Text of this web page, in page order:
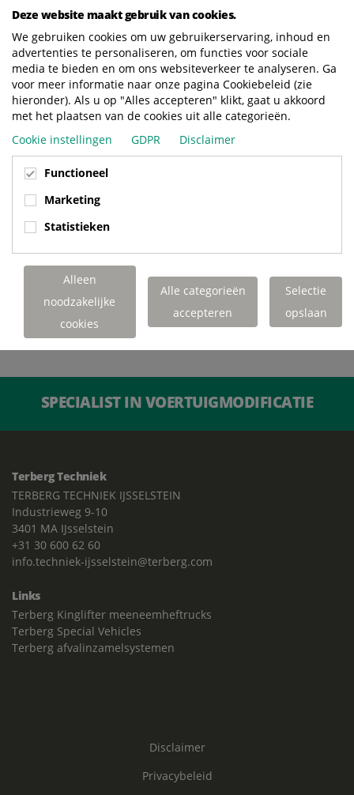
SPECIALIST IN VOERTUIGMODIFICATIE
Terberg Techniek
TERBERG TECHNIEK IJSSELSTEIN
Industrieweg 9-10
3401 MA IJsselstein
+31 30 600 62 60
info.techniek-ijsselstein@terberg.com
Links
Terberg Kinglifter meeneemheftrucks
Terberg Special Vehicles
Terberg afvalinzamelsystemen
Disclaimer
Privacybeleid
Deze website maakt gebruik van cookies.
We gebruiken cookies om uw gebruikerservaring, inhoud en
advertenties te personaliseren, om functies voor sociale
media te bieden en om ons websiteverkeer te analyseren. Ga
voor meer informatie naar onze pagina Cookiebeleid (zie
hieronder). Als u op "Alles accepteren" klikt, gaat u akkoord
met het plaatsen van de cookies uit alle categorieën.
Cookie instellingen
GDPR Disclaimer
Functioneel
Marketing
Statistieken
Alleen
noodzakelijke
cookies
Alle categorieën
accepteren
Selectie
opslaan